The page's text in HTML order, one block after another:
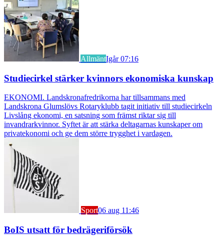
AllmäntIgår 07:16
Studiecirkel stärker kvinnors ekonomiska kunskap
EKONOMI. Landskronafredrikorna har tillsammans med
Landskrona Glumslövs Rotaryklubb tagit initiativ till studiecirkeln
Livslång ekonomi, en satsning som främst riktar sig till
invandrarkvinnor. Syftet är att stärka deltagarnas kunskaper om
privatekonomi och ge dem större trygghet i vardagen.
Sport06 aug 11:46
BoIS utsatt för bedrägeriförsök